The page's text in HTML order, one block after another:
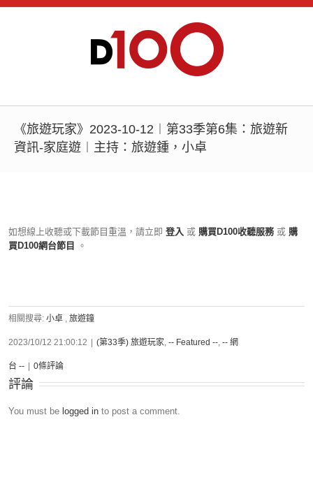
《旅遊玩家》2023-10-12︱第33季第6集：旅遊新
資訊-家庭遊︱主持：旅遊鍾，小卓
如想線上收聽或下載節目重溫，請立即 登入 或 購買D100收聽服務 或 購
買D100網台節目
。
相關搜尋: 小卓 , 旅遊鐘
2023/10/12 21:00:12 (第33季) 旅遊玩家, -- Featured --, -- 網
台 -- 0條評論
評論
You must be logged in to post a comment.